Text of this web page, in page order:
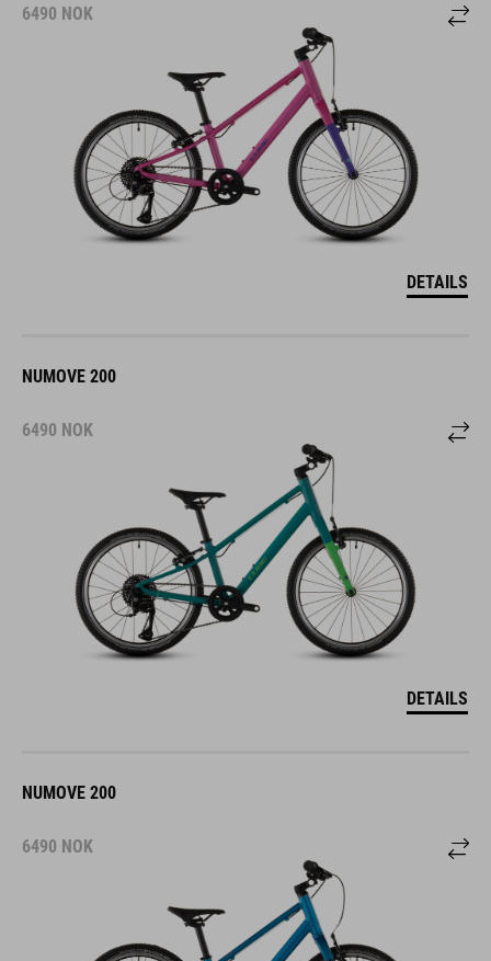
6490 NOK
DETAILS
NUMOVE 200
6490 NOK
DETAILS
NUMOVE 200
6490 NOK